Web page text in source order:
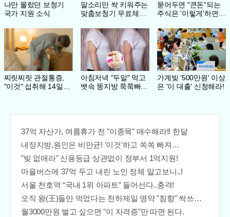
나만 몰랐던 보청기
국가 지원 소식
말소리만 싹 키워주는
맞춤보청기 무료체험
묻어두면 "큰돈"되는
주식은 '이렇게'하면
찌릿찌릿 관절통증,
"이것" 섭취해 14일만
아침저녁 "두알" 먹고
뱃속 똥지방 쭉쭉빠
가계빚 '500만원' 이상
은 '이 대출' 신청해라!
37억 자산가, 여름휴가 전 "이종목" 매수해라!! 한달
내장지방,원인은 비만균! '이것'하고 쏙쏙 빠져…
"빚 없애라" 신용등급 상관없이 정부서 1억지원!
마을버스에 37억 두고 내린 노인 정체 알고보니..!
서울 천호역 “국내 1위 아파트” 들어선다..충격!
오직 왕(王)들만 먹었다는 천하제일 명약 "침향" 싹쓰리 완판!! 왜 난리났나 봤더니..경악!
월3000만원 벌고 싶으면 "이 자격증"만 따면 된다.